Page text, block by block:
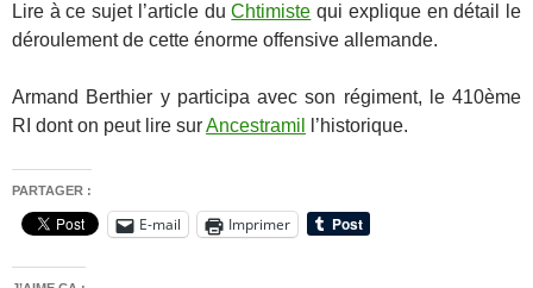
Lire à ce sujet l’article duChtimiste qui explique en détail le
déroulement de cette énorme offensive allemande.
Armand Berthier y participa avec son régiment, le 410ème
RI dont on peut lire surAncestramil l’historique.
PARTAGER :
E-mail Imprimer